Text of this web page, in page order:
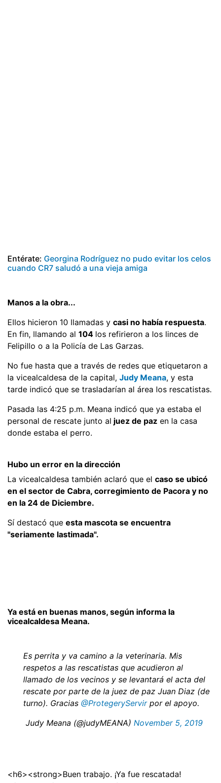
Entérate: Georgina Rodríguez no pudo evitar los celos
cuando CR7 saludó a una vieja amiga
Manos a la obra...
Ellos hicieron 10 llamadas y casi no había respuesta.
En fin, llamando al 104 los refirieron a los linces de
Felipillo o a la Policía de Las Garzas.
No fue hasta que a través de redes que etiquetaron a
la vicealcaldesa de la capital, Judy Meana, y esta
tarde indicó que se trasladarían al área los rescatistas.
Pasada las 4:25 p.m. Meana indicó que ya estaba el
personal de rescate junto al juez de paz en la casa
donde estaba el perro.
Hubo un error en la dirección
La vicealcaldesa también aclaró que el caso se ubicó
en el sector de Cabra, corregimiento de Pacora y no
en la 24 de Diciembre.
Sí destacó que esta mascota se encuentra
"seriamente lastimada".
Ya está en buenas manos, según informa la
vicealcaldesa Meana.
Es perrita y va camino a la veterinaria. Mis
respetos a las rescatistas que acudieron al
llamado de los vecinos y se levantará el acta del
rescate por parte de la juez de paz Juan Diaz (de
turno). Gracias @ProtegeryServirpor el apoyo.
 Judy Meana (@judyMEANA) November 5, 2019
<h6><strong>Buen trabajo. ¡Ya fue rescatada!